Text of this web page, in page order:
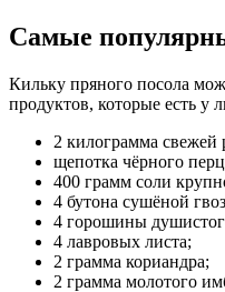
Самые
Кильку пряного посола
продуктов, которые есть у
2 килограмма свежей
щепотка чёрного
400 грамм соли
4 бутона сушёной
4 горошины
4 лавровых листа;
2 грамма кориандра;
2 грамма молотого